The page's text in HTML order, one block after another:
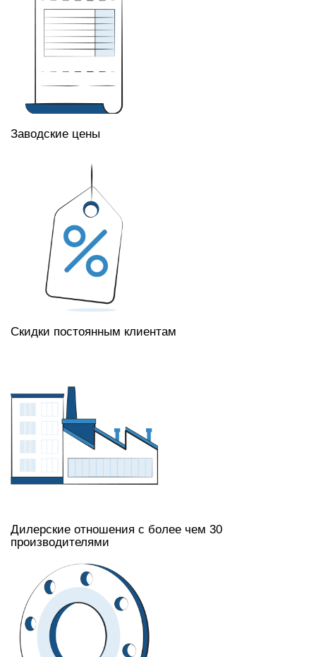
Заводские цены
Скидки постоянным клиентам
Дилерские отношения с более чем 30
производителями